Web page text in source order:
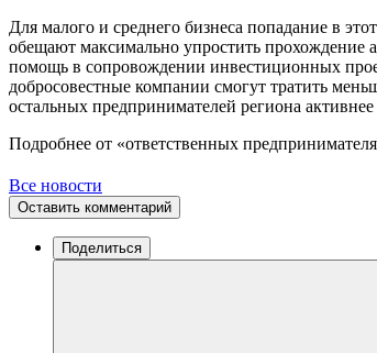
Для малого и среднего бизнеса попадание в
обещают максимально упростить прохождение
помощь в сопровождении инвестиционных
добросовестные компании смогут тратить
остальных предпринимателей региона
Подробнее от «ответственных
Все новости
Оставить комментарий
Поделиться